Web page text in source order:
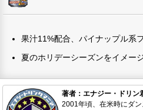
果汁11%配合、パイナップル系
夏のホリデーシーズンをイメー
著者：エナジー・ドリン
2001年頃、在米時にダ